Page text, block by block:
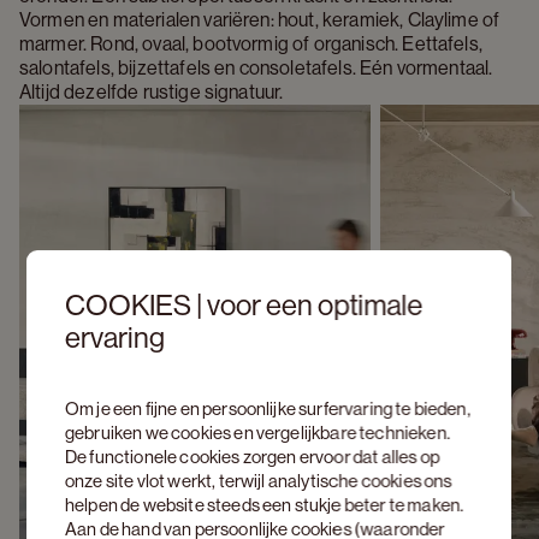
COOKIES | voor een optimale
ervaring
Om je een fijne en persoonlijke surfervaring te bieden,
gebruiken we cookies en vergelijkbare technieken.
De functionele cookies zorgen ervoor dat alles op
onze site vlot werkt, terwijl analytische cookies ons
helpen de website steeds een stukje beter te maken.
Aan de hand van persoonlijke cookies (waaronder
Vormen en materialen variëren: hout, keramiek, Claylime of
marmer. Rond, ovaal, bootvormig of organisch. Eettafels,
salontafels, bijzettafels en consoletafels. Eén vormentaal.
Altijd dezelfde rustige signatuur.